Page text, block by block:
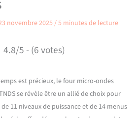
novembre 2025/5 minutes de lecture
4.8/5 - (6 votes)
est précieux, le four micro-ondes
se révèle être un allié de choix pour
11 niveaux de puissance et de 14 menus